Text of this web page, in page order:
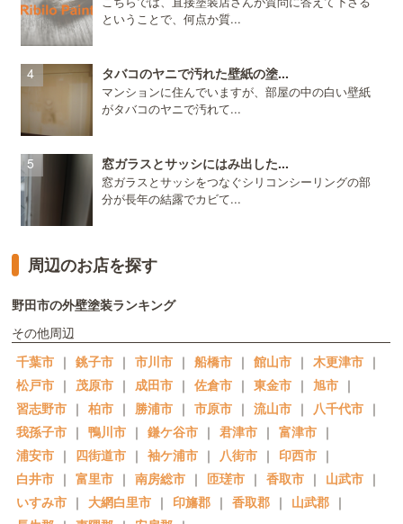
ということで、何点か質...
タバコのヤニで汚れた壁紙の塗...
マンションに住んでいますが、部屋の中の白い壁紙
がタバコのヤニで汚れて...
窓ガラスとサッシにはみ出した...
窓ガラスとサッシをつなぐシリコンシーリングの部
分が長年の結露でカビて...
周辺のお店を探す
野田市の外壁塗装ランキング
その他周辺
千葉市 ｜ 銚子市 ｜ 市川市 ｜ 船橋市 ｜ 館山市 ｜ 木更津市 ｜
松戸市 ｜ 茂原市 ｜ 成田市 ｜ 佐倉市 ｜ 東金市 ｜ 旭市 ｜
習志野市 ｜ 柏市 ｜ 勝浦市 ｜ 市原市 ｜ 流山市 ｜ 八千代市 ｜
我孫子市 ｜ 鴨川市 ｜ 鎌ケ谷市 ｜ 君津市 ｜ 富津市 ｜
浦安市 ｜ 四街道市 ｜ 袖ケ浦市 ｜ 八街市 ｜ 印西市 ｜
白井市 ｜ 富里市 ｜ 南房総市 ｜ 匝瑳市 ｜ 香取市 ｜ 山武市 ｜
いすみ市 ｜ 大網白里市 ｜ 印旛郡 ｜ 香取郡 ｜ 山武郡 ｜